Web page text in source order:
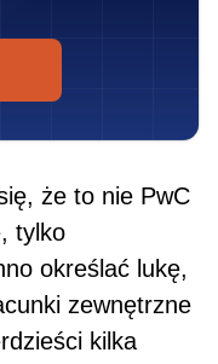
że to nie PwC
tylko
określać lukę,
zewnętrzne
kilka